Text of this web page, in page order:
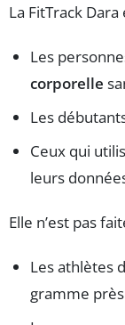
La FitTrack
Les
corporelle
Les
Ceux qui
leurs
Elle n’est pas
Les athlètes
gramme